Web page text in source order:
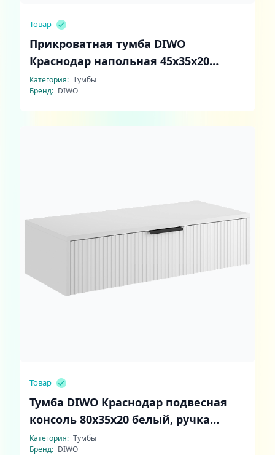
Товар
Прикроватная тумба DIWO
Краснодар напольная 45x35x20
антрацит, дуб вотан, ручка черная
Категория: Тумбы
Бренд: DIWO
Товар
Тумба DIWO Краснодар подвесная
консоль 80x35x20 белый, ручка
черный
Категория: Тумбы
Бренд: DIWO